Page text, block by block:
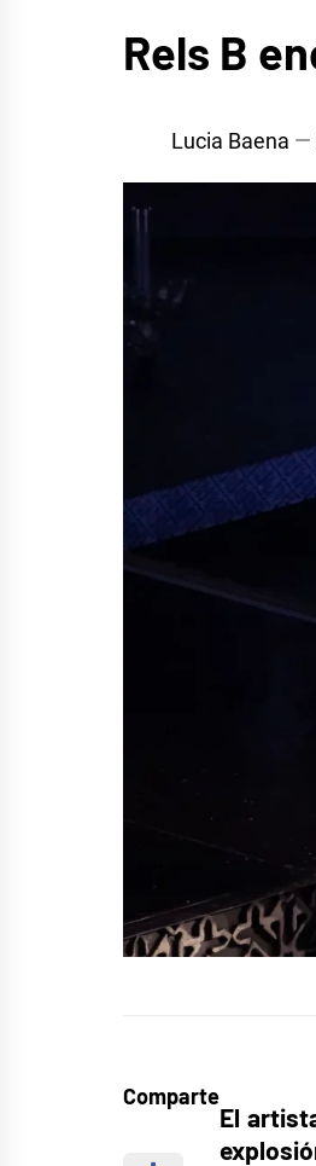
Rels B
Lucia Baena
Comparte
El